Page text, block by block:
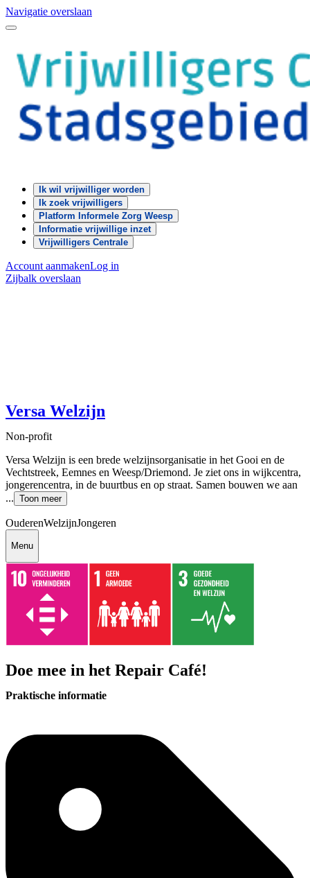
Navigatie overslaan
Ik wil vrijwilliger worden
Ik zoek vrijwilligers
Platform Informele Zorg Weesp
Informatie vrijwillige inzet
Vrijwilligers Centrale
Account aanmakenLog in
Zijbalk overslaan
Versa Welzijn
Non-profit
Versa Welzijn is een brede welzijnsorganisatie in het Gooi en de
Vechtstreek, Eemnes en Weesp/Driemond. Je ziet ons in wijkcentra,
jongerencentra, in de buurtbus en op straat. Samen bouwen we aan
... Toon meer
OuderenWelzijnJongeren
Menu
Doe mee in het Repair Café!
Praktische informatie